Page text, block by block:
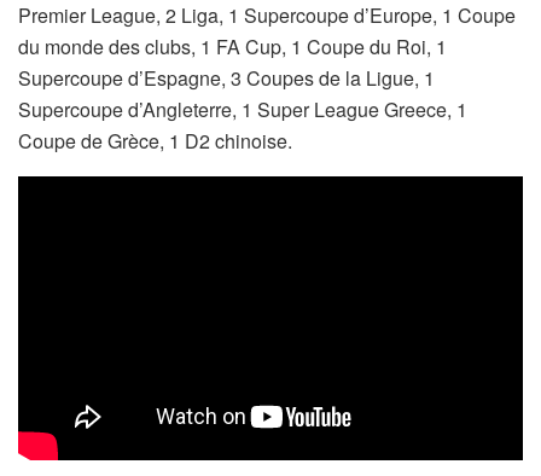
Premier League, 2 Liga, 1 Supercoupe d’Europe, 1 Coupe
du monde des clubs, 1 FA Cup, 1 Coupe du Roi, 1
Supercoupe d’Espagne, 3 Coupes de la Ligue, 1
Supercoupe d’Angleterre, 1 Super League Greece, 1
Coupe de Grèce, 1 D2 chinoise.